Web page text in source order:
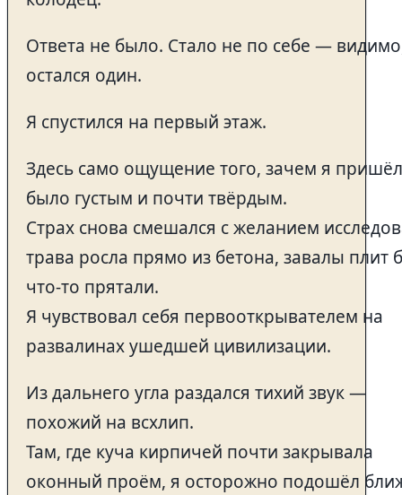
Ответа не было. Стало не по себе —
остался один.
Я спустился на первый этаж.
Здесь само ощущение того, зачем я
было густым и почти твёрдым.
Страх снова смешался с желанием
трава росла прямо из бетона, завалы плит
что-то прятали.
Я чувствовал себя первооткрывателем на
развалинах ушедшей цивилизации.
Из дальнего угла раздался тихий звук —
похожий на всхлип.
Там, где куча кирпичей почти закрывала
оконный проём, я осторожно подошёл